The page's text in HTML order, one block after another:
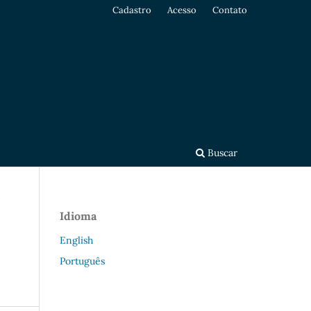
Buscar
Cadastro Acesso Contato
Idioma
English
Português